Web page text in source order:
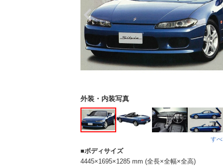
外装・内装写真
す
ボディサイズ
4445×1695×1285 mm (全長×全幅×全高)